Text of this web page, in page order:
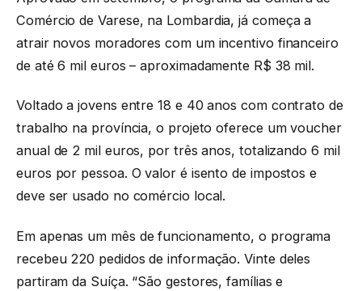
Comércio de Varese, na Lombardia, já começa a
atrair novos moradores com um incentivo financeiro
de até 6 mil euros – aproximadamente R$ 38 mil.
Voltado a jovens entre 18 e 40 anos com contrato de
trabalho na província, o projeto oferece um voucher
anual de 2 mil euros, por três anos, totalizando 6 mil
euros por pessoa. O valor é isento de impostos e
deve ser usado no comércio local.
Em apenas um mês de funcionamento, o programa
recebeu 220 pedidos de informação. Vinte deles
partiram da Suíça. “São gestores, famílias e